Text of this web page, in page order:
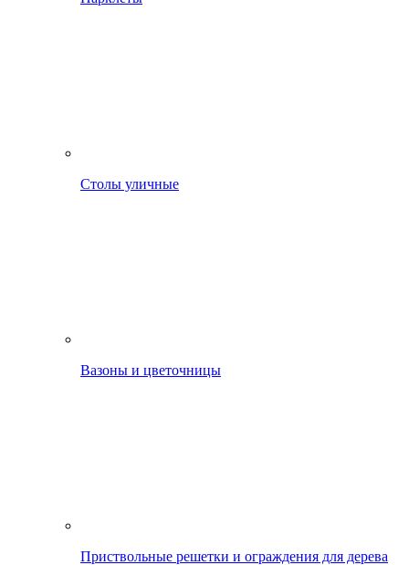
Столы уличные
Вазоны и цветочницы
Приствольные решетки и ограждения для дерева